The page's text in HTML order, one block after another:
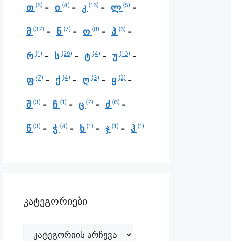
თ (8) ი (4) კ (16) ლ (5)
მ (37) ნ (7) ო (8) პ (6)
რ (1) ს (29) ტ (4) უ (10)
ფ (7) ქ (4) ღ (3) ყ (2)
შ (3) ჩ (1) ც (7) ძ (6)
წ (3) ჭ (4) ხ (1) ჯ (1) ჰ (1)
კატეგორიები